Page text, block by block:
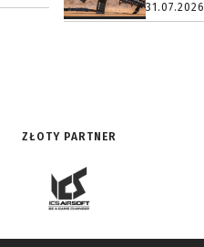
31.07.2026
ZŁOTY PARTNER